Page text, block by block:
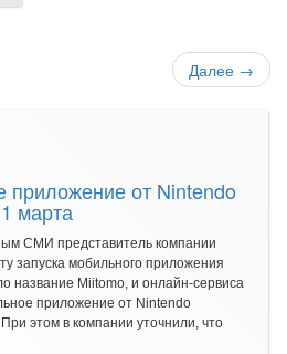
Далее →
приложение от Nintendo
марта
СМИ представитель компании
запуска мобильного приложения
название Miitomo, и онлайн-сервиса
приложение от Nintendo
этом в компании уточнили, что